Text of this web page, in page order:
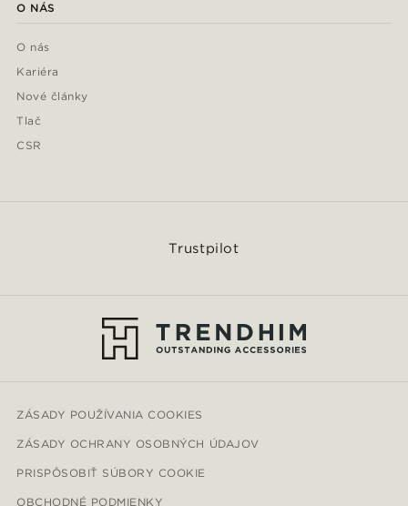
O NÁS
O nás
Kariéra
Nové články
Tlač
CSR
Trustpilot
ZÁSADY POUŽÍVANIA COOKIES
ZÁSADY OCHRANY OSOBNÝCH ÚDAJOV
PRISPÔSOBIŤ SÚBORY COOKIE
OBCHODNÉ PODMIENKY